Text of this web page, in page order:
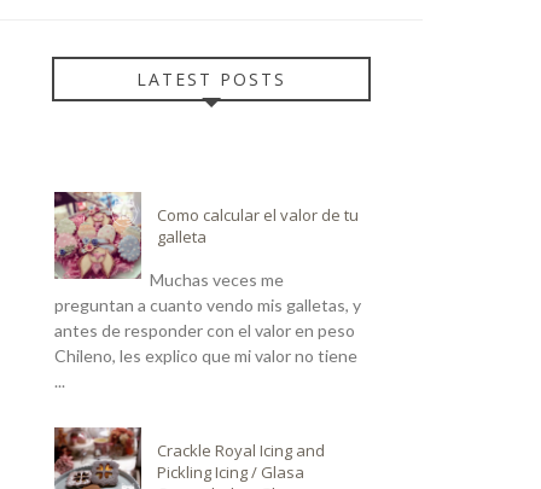
LATEST POSTS
Como calcular el valor de tu
galleta
Muchas veces me
preguntan a cuanto vendo mis galletas, y
antes de responder con el valor en peso
Chileno, les explico que mi valor no tiene
...
Crackle Royal Icing and
Pickling Icing / Glasa